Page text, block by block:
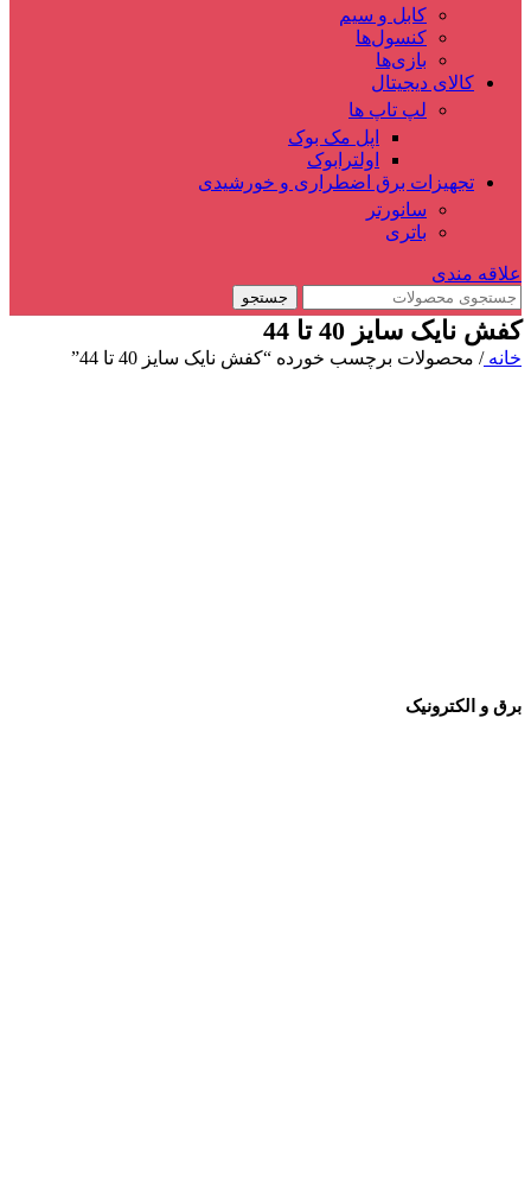
کابل و سیم
کنسول‌ها
بازی‌ها
کالای دیجیتال
لپ تاپ ها
اپل مک بوک
اولترابوک
تجهیزات برق اضطراری و خورشیدی
سانورتر
باتری
علاقه مندی
جستجو
کفش نایک سایز 40 تا 44
خانه/ محصولات برچسب خورده “کفش نایک سایز 40 تا 44”
برق و الکترونیک